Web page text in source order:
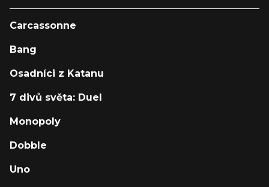
Carcassonne
Bang
Osadníci z Katanu
7 divů světa: Duel
Monopoly
Dobble
Uno